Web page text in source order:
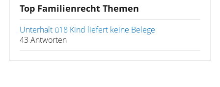
Top Familienrecht Themen
Unterhalt ü18 Kind liefert keine Belege
43 Antworten